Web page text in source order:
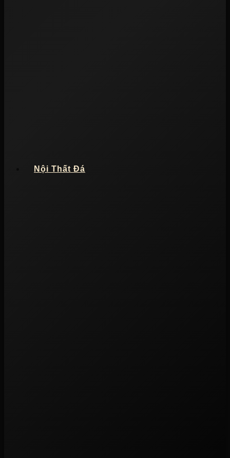
Nội Thất Đá